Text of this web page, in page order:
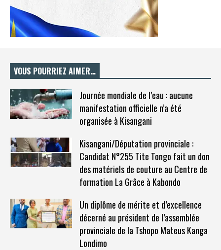
VOUS POURRIEZ AIMER…
Journée mondiale de l’eau : aucune
manifestation officielle n’a été
organisée à Kisangani
Kisangani/Députation provinciale :
Candidat N°255 Tite Tongo fait un don
des matériels de couture au Centre de
formation La Grâce à Kabondo
Un diplôme de mérite et d’excellence
décerné au président de l’assemblée
provinciale de la Tshopo Mateus Kanga
Londimo